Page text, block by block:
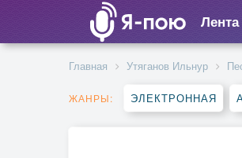
Лента
Главная Утяганов Ильнур
ЖАНРЫ: ЭЛЕКТРОННАЯ